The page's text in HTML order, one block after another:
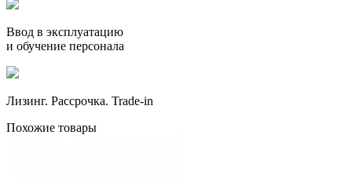
Ввод в эксплуатацию
и обучение персонала
Лизинг. Рассрочка. Trade-in
Похожие товары